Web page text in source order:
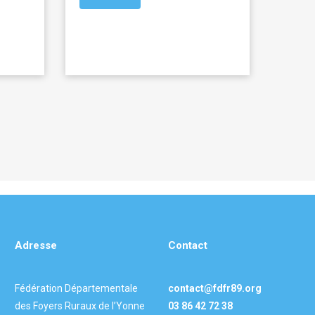
Adresse
Fédération Départementale
des Foyers Ruraux de l’Yonne
Contact
contact@fdfr89.org
03 86 42 72 38